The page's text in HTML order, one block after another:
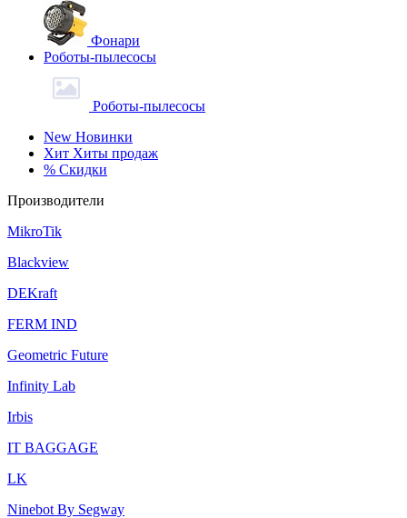
Фонари
Роботы-пылесосы
Роботы-пылесосы
New Новинки
Хит Хиты продаж
% Скидки
Производители
MikroTik
Blackview
DEKraft
FERM IND
Geometric Future
Infinity Lab
Irbis
IT BAGGAGE
LK
Ninebot By Segway